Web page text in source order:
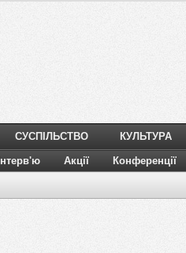
СУСПІЛЬСТВО КУЛЬТУРА
Інтерв'ю Акції Конференції